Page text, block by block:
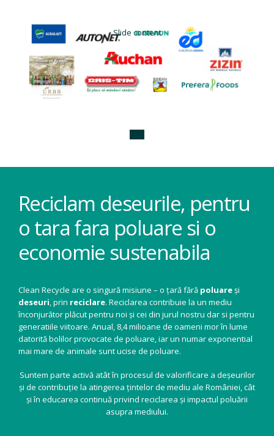
Slide content
Reciclam deseurile, pentru
o tara fara poluare si o
economie sustenabila
Clean Recycle are o singură misiune – o țară fără poluareși
deseuri, prin reciclare. Reciclarea contribuie la un mediu
înconjurător plăcut pentru noi și cei din jurul nostru dar si pentru
generatiile viitoare. Anual, 8,4 milioane de oameni mor în lume
datorită bolilor provocate de poluare, iar un numar exponential
mai mare de animale sunt ucise de poluare.
Suntem parte activă atât în procesul de valorificare a deșeurilor
și de contribuție la atingerea țintelor de mediu ale României, cât
și în educarea continuă privind reciclarea și impactul poluării
asupra mediului.